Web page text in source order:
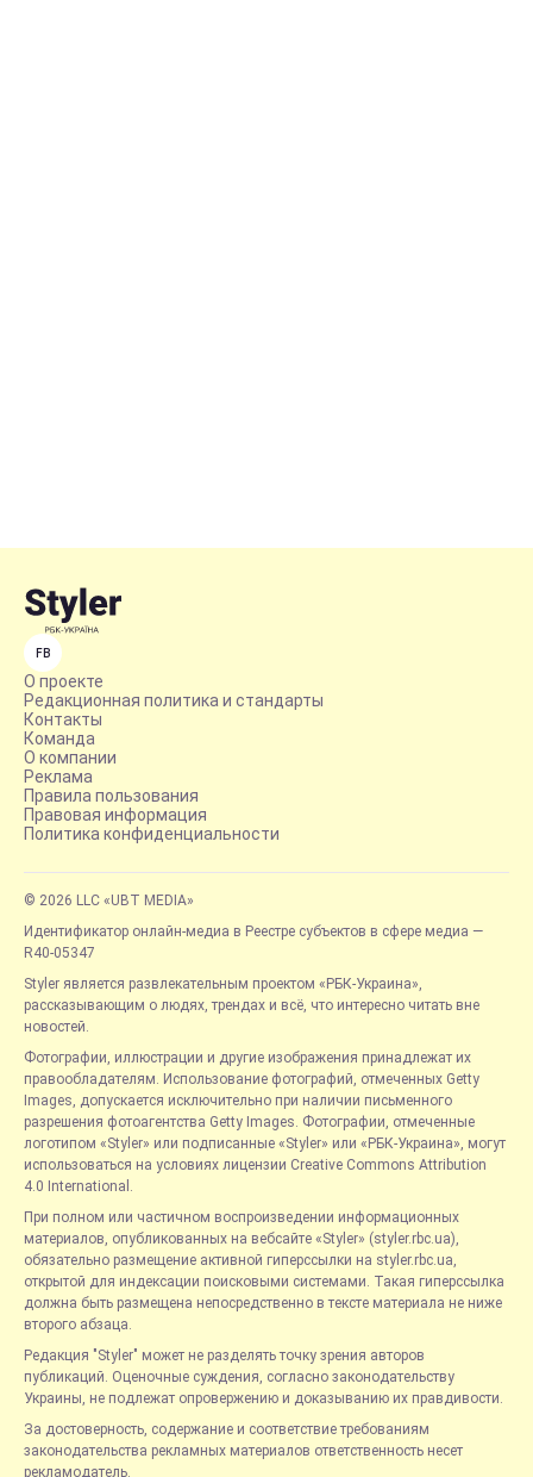
FB
О проекте
Редакционная политика и стандарты
Контакты
Команда
О компании
Реклама
Правила пользования
Правовая информация
Политика конфиденциальности
© 2026 LLC «UBT MEDIA»
Идентификатор онлайн-медиа в Реестре субъектов в сфере медиа —
R40-05347
Styler является развлекательным проектом «РБК-Украина»,
рассказывающим о людях, трендах и всё, что интересно читать вне
новостей.
Фотографии, иллюстрации и другие изображения принадлежат их
правообладателям. Использование фотографий, отмеченных Getty
Images, допускается исключительно при наличии письменного
разрешения фотоагентства Getty Images. Фотографии, отмеченные
логотипом «Styler» или подписанные «Styler» или «РБК-Украина», могут
использоваться на условиях лицензии Creative Commons Attribution
4.0 International.
При полном или частичном воспроизведении информационных
материалов, опубликованных на вебсайте «Styler» (styler.rbc.ua),
обязательно размещение активной гиперссылки на styler.rbc.ua,
открытой для индексации поисковыми системами. Такая гиперссылка
должна быть размещена непосредственно в тексте материала не ниже
второго абзаца.
Редакция "Styler" может не разделять точку зрения авторов
публикаций. Оценочные суждения, согласно законодательству
Украины, не подлежат опровержению и доказыванию их правдивости.
За достоверность, содержание и соответствие требованиям
законодательства рекламных материалов ответственность несет
рекламодатель.